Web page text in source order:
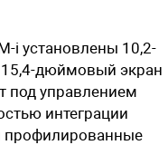
i установлены 10,2-
15,4-дюймовый экран
под управлением
интеграции
профилированные